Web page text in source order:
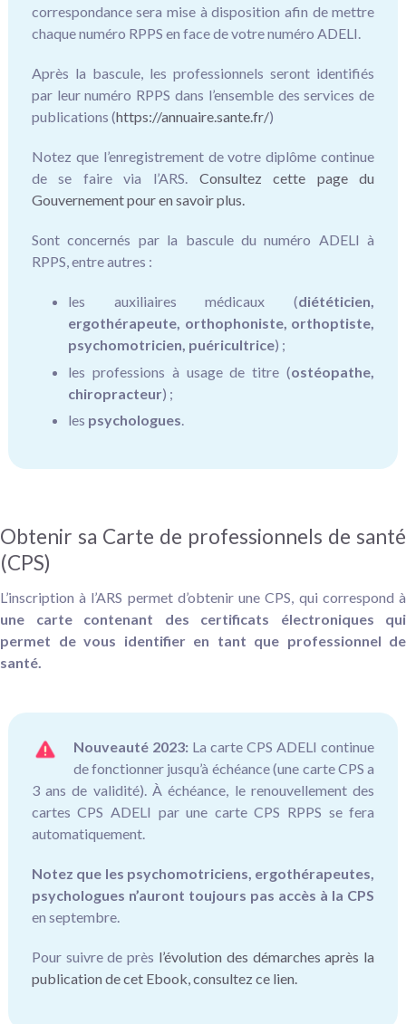
correspondance sera mise à disposition afin de mettre
chaque numéro RPPS en face de votre numéro ADELI.
Après la bascule, les professionnels seront identifiés
par leur numéro RPPS dans l’ensemble des services de
publications (https://annuaire.sante.fr/)
Notez que l’enregistrement de votre diplôme continue
de se faire via l’ARS. Consultez cette page du
Gouvernement pour en savoir plus.
Sont concernés par la bascule du numéro ADELI à
RPPS, entre autres :
les auxiliaires médicaux (diététicien,
ergothérapeute, orthophoniste, orthoptiste,
psychomotricien, puéricultrice) ;
les professions à usage de titre (ostéopathe,
chiropracteur) ;
les psychologues.
Obtenir sa Carte de professionnels de santé
(CPS)
L’inscription à l’ARS permet d’obtenir une CPS, qui correspond à
une carte contenant des certificats électroniques qui
permet de vous identifier en tant que professionnel de
santé.
Nouveauté 2023:La carte CPS ADELI continue
de fonctionner jusqu’à échéance (une carte CPS a
3 ans de validité). À échéance, le renouvellement des
cartes CPS ADELI par une carte CPS RPPS se fera
automatiquement.
Notez que les psychomotriciens, ergothérapeutes,
psychologues n’auront toujours pas accès à la CPS
en septembre.
Pour suivre de près l’évolution des démarches après la
publication de cet Ebook, consultez ce lien.